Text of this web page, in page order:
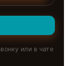
или в чате